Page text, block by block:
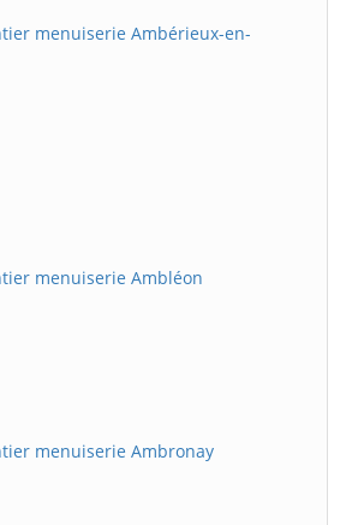
menuiserie Ambérieux-en-
menuiserie Ambléon
menuiserie Ambronay